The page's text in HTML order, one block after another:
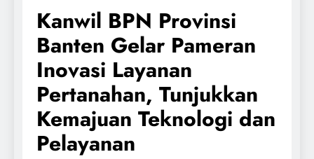
Kanwil BPN Provinsi
Banten Gelar Pameran
Inovasi Layanan
Pertanahan, Tunjukkan
Kemajuan Teknologi dan
Pelayanan